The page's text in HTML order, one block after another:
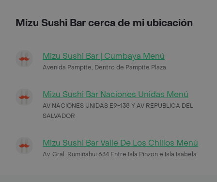
Mizu Sushi Bar cerca de mi ubicación
Mizu Sushi Bar | Cumbaya Menú
Avenida Pampite, Dentro de Pampite Plaza
Mizu Sushi Bar Naciones Unidas Menú
AV NACIONES UNIDAS E9-138 Y AV REPUBLICA DEL
SALVADOR
Mizu Sushi Bar Valle De Los Chillos Menú
Av. Gral. Rumiñahui 634 Entre Isla Pinzon e Isla Isabela